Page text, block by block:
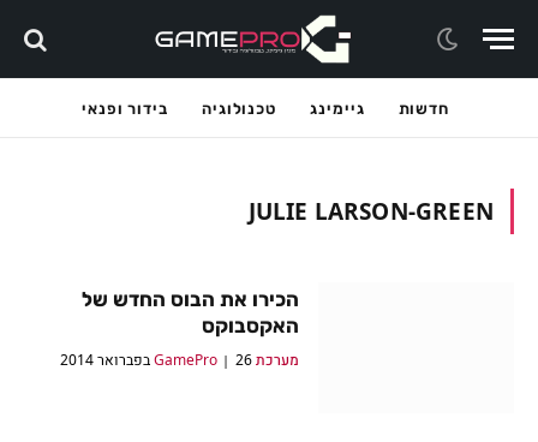
חדשות גיימינג טכנולוגיה בידור ופנאי
JULIE LARSON-GREEN
הכירו את הבוס החדש של
האקסבוקס
מערכת GamePro26 בפברואר 2014